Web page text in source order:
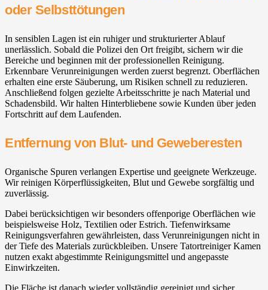
oder Selbsttötungen
In sensiblen Lagen ist ein ruhiger und strukturierter Ablauf
unerlässlich. Sobald die Polizei den Ort freigibt, sichern wir die
Bereiche und beginnen mit der professionellen Reinigung.
Erkennbare Verunreinigungen werden zuerst begrenzt. Oberflächen
erhalten eine erste Säuberung, um Risiken schnell zu reduzieren.
Anschließend folgen gezielte Arbeitsschritte je nach Material und
Schadensbild. Wir halten Hinterbliebene sowie Kunden über jeden
Fortschritt auf dem Laufenden.
Entfernung von Blut- und Geweberesten
Organische Spuren verlangen Expertise und geeignete Werkzeuge.
Wir reinigen Körperflüssigkeiten, Blut und Gewebe sorgfältig und
zuverlässig.
Dabei berücksichtigen wir besonders offenporige Oberflächen wie
beispielsweise Holz, Textilien oder Estrich. Tiefenwirksame
Reinigungsverfahren gewährleisten, dass Verunreinigungen nicht in
der Tiefe des Materials zurückbleiben. Unsere Tatortreiniger Kamen
nutzen exakt abgestimmte Reinigungsmittel und angepasste
Einwirkzeiten.
Die Fläche ist danach wieder vollständig gereinigt und sicher.